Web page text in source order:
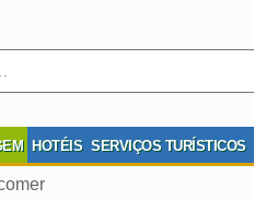
HOTÉIS SERVIÇOS TURÍSTICOS